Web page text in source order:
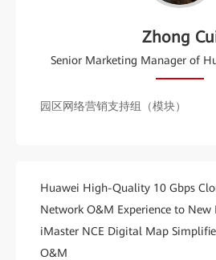
Zhong
Senior Marketing Manager of
园区网络营销支持组（模块）
Huawei High-Quality 10 Gbps
Network O&M Experience to New
iMaster NCE Digital Map
O&M